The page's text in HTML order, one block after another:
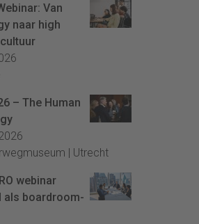
Van
naar high
– The Human
| Utrecht
webinar
als boardroom-